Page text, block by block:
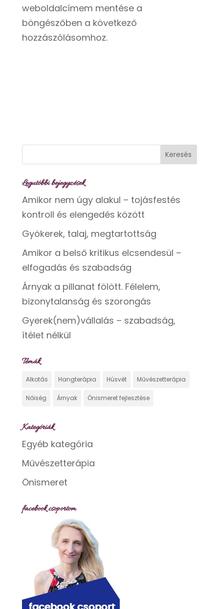
weboldalcímem mentése a
böngészőben a következő
hozzászólásomhoz.
Legutóbbi bejegyzések
Amikor nem úgy alakul – tojásfestés
kontroll és elengedés között
Gyökerek, talaj, megtartottság
Amikor a belső kritikus elcsendesül –
elfogadás és szabadság
Árnyak a pillanat fölött. Félelem,
bizonytalanság és szorongás
Gyerek(nem)vállalás – szabadság,
ítélet nélkül
Témák
Alkotás Hangterápia Húsvét Művészetterápia
Nőiség Árnyak Önismeret fejlesztése
Kategóriák
Egyéb kategória
Művészetterápia
Önismeret
facebook csoportom